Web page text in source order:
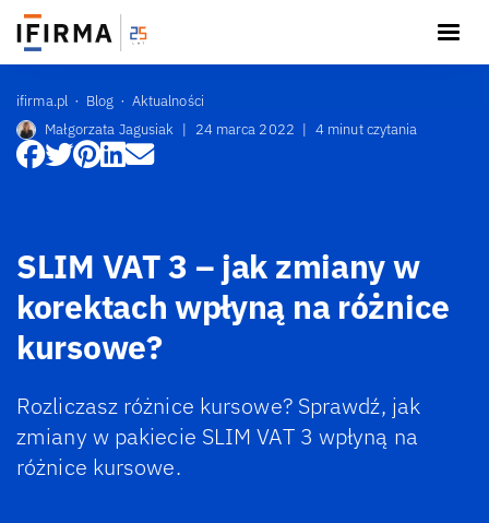
ifirma.pl Blog
Aktualności
Małgorzata Jagusiak | 24 marca 2022 | 4 minut czytania
SLIM VAT 3 – jak zmiany w
korektach wpłyną na różnice
kursowe?
Rozliczasz różnice kursowe? Sprawdź, jak
zmiany w pakiecie SLIM VAT 3 wpłyną na
różnice kursowe.